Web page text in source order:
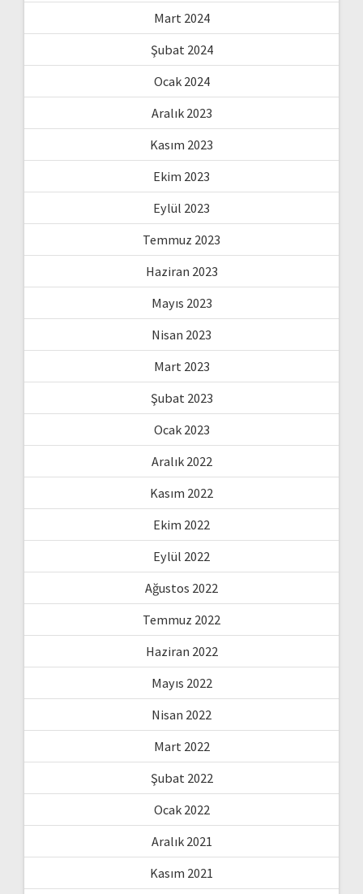
Mart 2024
Şubat 2024
Ocak 2024
Aralık 2023
Kasım 2023
Ekim 2023
Eylül 2023
Temmuz 2023
Haziran 2023
Mayıs 2023
Nisan 2023
Mart 2023
Şubat 2023
Ocak 2023
Aralık 2022
Kasım 2022
Ekim 2022
Eylül 2022
Ağustos 2022
Temmuz 2022
Haziran 2022
Mayıs 2022
Nisan 2022
Mart 2022
Şubat 2022
Ocak 2022
Aralık 2021
Kasım 2021